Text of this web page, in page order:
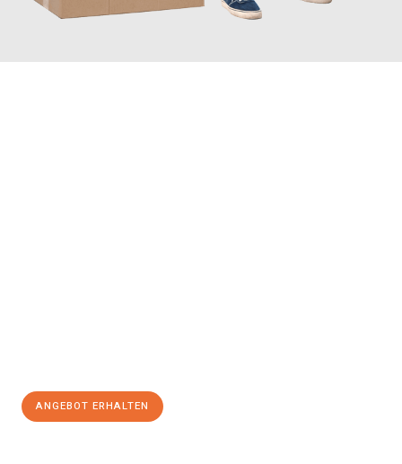
ANGEBOT ERHALTEN